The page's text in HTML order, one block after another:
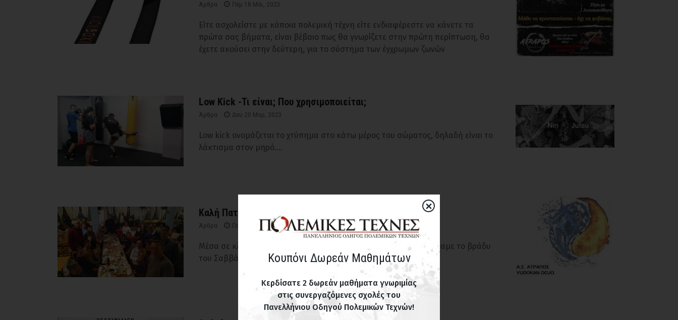
Άρθρα Πέμ 18 Μάι, 2023
Είτε ασχολείστε με κάποια πολεμική τέχνη είτε ενδιαφέρεστε να κάνετε τα
πρώτα σας βήματα, είναι βέβαιο πως θα γνωρίζετε στην πρώτη περίπτωση, θα
έχετε ακούσει στην δεύτερη, για το σύστημα των έγχρωμων ζωνών
Low Kick -Τι είναι; Που χρησιμοποιείται;
Άρθρα Δευ 20 Μαρ, 2023
Low kick ονομάζεται το χτύπημα στο κάτω μέρος του σώματος, δηλαδή είναι το
λάκτισμα στον μηρό....
Καλή Πατρίδα Anfisa Zaichenkina
Άρθρα Παρ 3 Μαρ, 2023
Μέσα σε κλίμα έντονης συναισθηματικής φόρτησης, αποχαιρετίσαμε το βράδυ
του Σαββάτου 28 Ιανουαρίου 2023, την Anfisa Zaichenkina
×
Κουπόνι Δωρεάν Μαθημάτων
Κερδίσατε 2 δωρεάν μαθήματα γνωριμίας
στις συνεργαζόμενες σχολές του
Πανελλήνιου Οδηγού Πολεμικών Τεχνών!